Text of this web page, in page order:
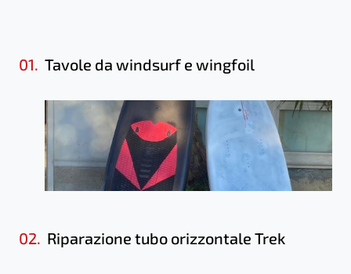
01. Tavole da windsurf e wingfoil
02. Riparazione tubo orizzontale Trek